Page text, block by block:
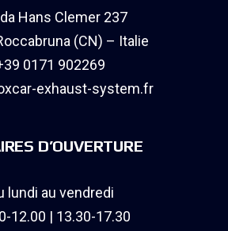
Hans Clemer 237
(CN) – Italie
0171 902269
exhaust-system.fr
D’OUVERTURE
lundi au vendredi
12.00 | 13.30-17.30